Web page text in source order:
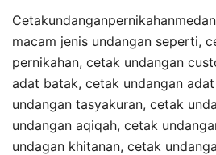
macam jenis undangan seperti,
pernikahan, cetak undangan
adat batak, cetak undangan
undangan tasyakuran, cetak
undangan aqiqah, cetak
undagan khitanan, cetak